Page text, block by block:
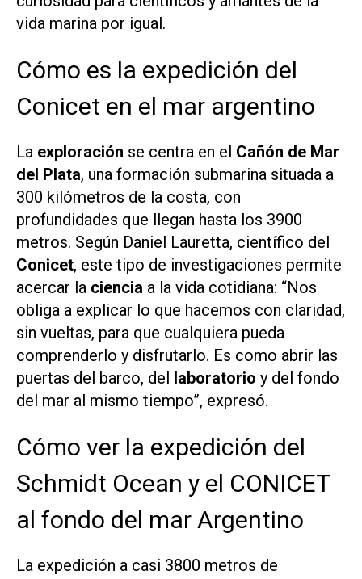
vida marina por igual.
Cómo es la expedición del
Conicet en el mar argentino
La exploración se centra en el Cañón de Mar
del Plata, una formación submarina situada a
300 kilómetros de la costa, con
profundidades que llegan hasta los 3900
metros. Según Daniel Lauretta, científico del
Conicet, este tipo de investigaciones permite
acercar la ciencia a la vida cotidiana: “Nos
obliga a explicar lo que hacemos con claridad,
sin vueltas, para que cualquiera pueda
comprenderlo y disfrutarlo. Es como abrir las
puertas del barco, del laboratorio y del fondo
del mar al mismo tiempo”, expresó.
Cómo ver la expedición del
Schmidt Ocean y el CONICET
al fondo del mar Argentino
La expedición a casi 3800 metros de